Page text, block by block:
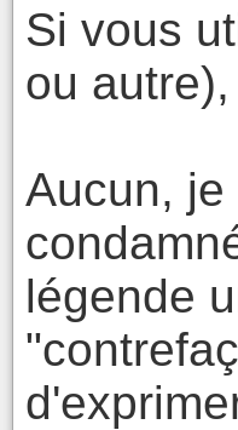
Si vous
ou
Aucun, je
légende